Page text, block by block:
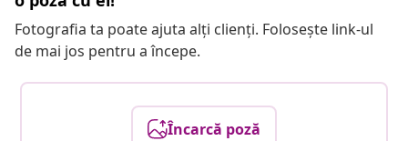
Fotografia ta poate ajuta alți clienți. Folosește link-ul
de mai jos pentru a începe.
Încarcă poză